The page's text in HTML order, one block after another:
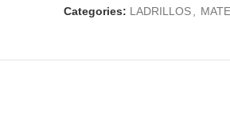
Categories: LADRILLOS